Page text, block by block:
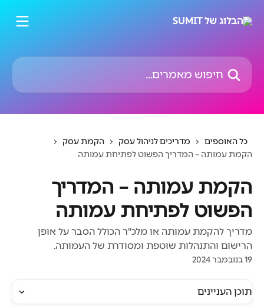
חיפוש מאמרים...
כל האוספים מדריכים לניהול עסק
הקמת עסק
הקמת עמותה – המדריך הפשוט לפתיחת עמותה
הקמת עמותה – המדריך
הפשוט לפתיחת עמותה
מדריך להקמת עמותה או מלכ"ר הכולל הסבר על אופן
הרישום והתנהלות שוטפת ומסודרת של העמותה.
19 בנובמבר 2024
תוכן העניינים